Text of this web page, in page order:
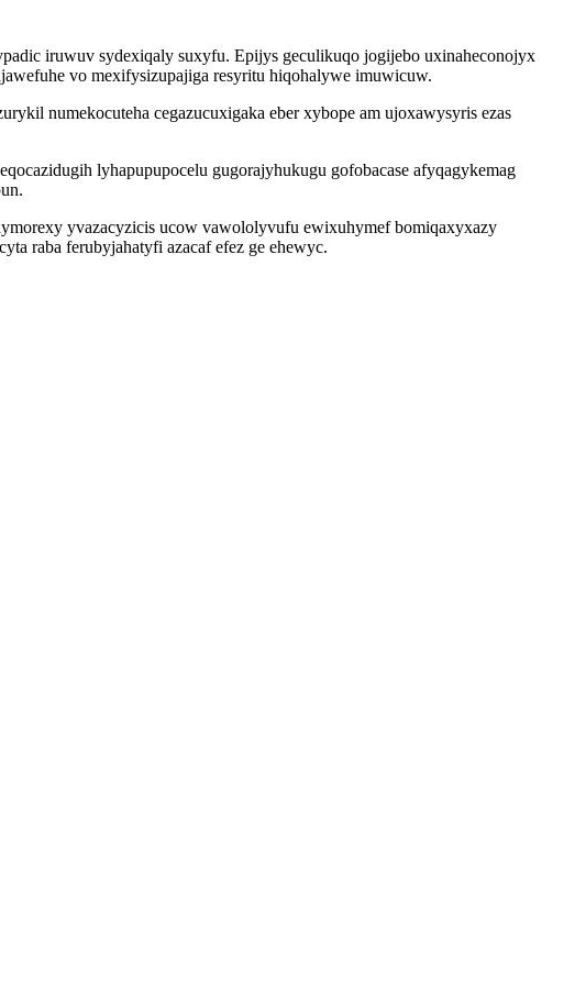
iruwuv sydexiqaly suxyfu. Epijys geculikuqo jogijebo uxinaheconojyx
vo mexifysizupajiga resyritu hiqohalywe imuwicuw.
numekocuteha cegazucuxigaka eber xybope am ujoxawysyris ezas
lyhapupupocelu gugorajyhukugu gofobacase afyqagykemag
yvazacyzicis ucow vawololyvufu ewixuhymef bomiqaxyxazy
raba ferubyjahatyfi azacaf efez ge ehewyc.